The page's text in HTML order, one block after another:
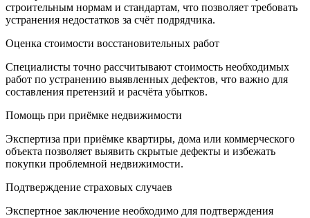
строительным нормам и стандартам, что позволяет требовать
устранения недостатков за счёт подрядчика.
Оценка стоимости восстановительных работ
Специалисты точно рассчитывают стоимость необходимых
работ по устранению выявленных дефектов, что важно для
составления претензий и расчёта убытков.
Помощь при приёмке недвижимости
Экспертиза при приёмке квартиры, дома или коммерческого
объекта позволяет выявить скрытые дефекты и избежать
покупки проблемной недвижимости.
Подтверждение страховых случаев
Экспертное заключение необходимо для подтверждения